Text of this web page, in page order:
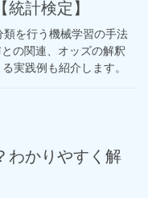
計検定】
を行う機械学習の手法
の関連、オッズの解釈
実践例も紹介します。
わかりやすく解